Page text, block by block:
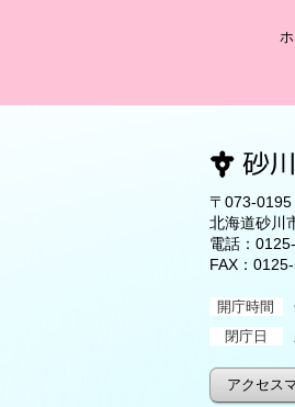
〒073-0195
北海道砂川
電話：
FAX：
開庁時間
閉庁日
アクセス